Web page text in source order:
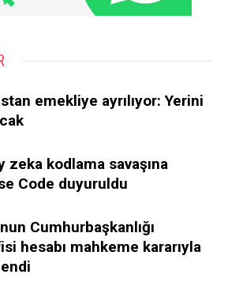
emekliye ayrılıyor: Yerini
zeka kodlama savaşına
Code duyuruldu
Cumhurbaşkanlığı
hesabı mahkeme kararıyla